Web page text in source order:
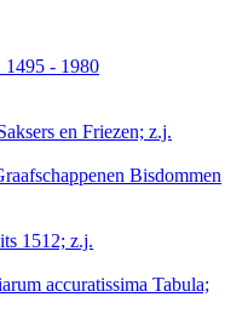
1495 - 1980
en Friezen; z.j.
Bisdommen
1512; z.j.
accuratissima Tabula;